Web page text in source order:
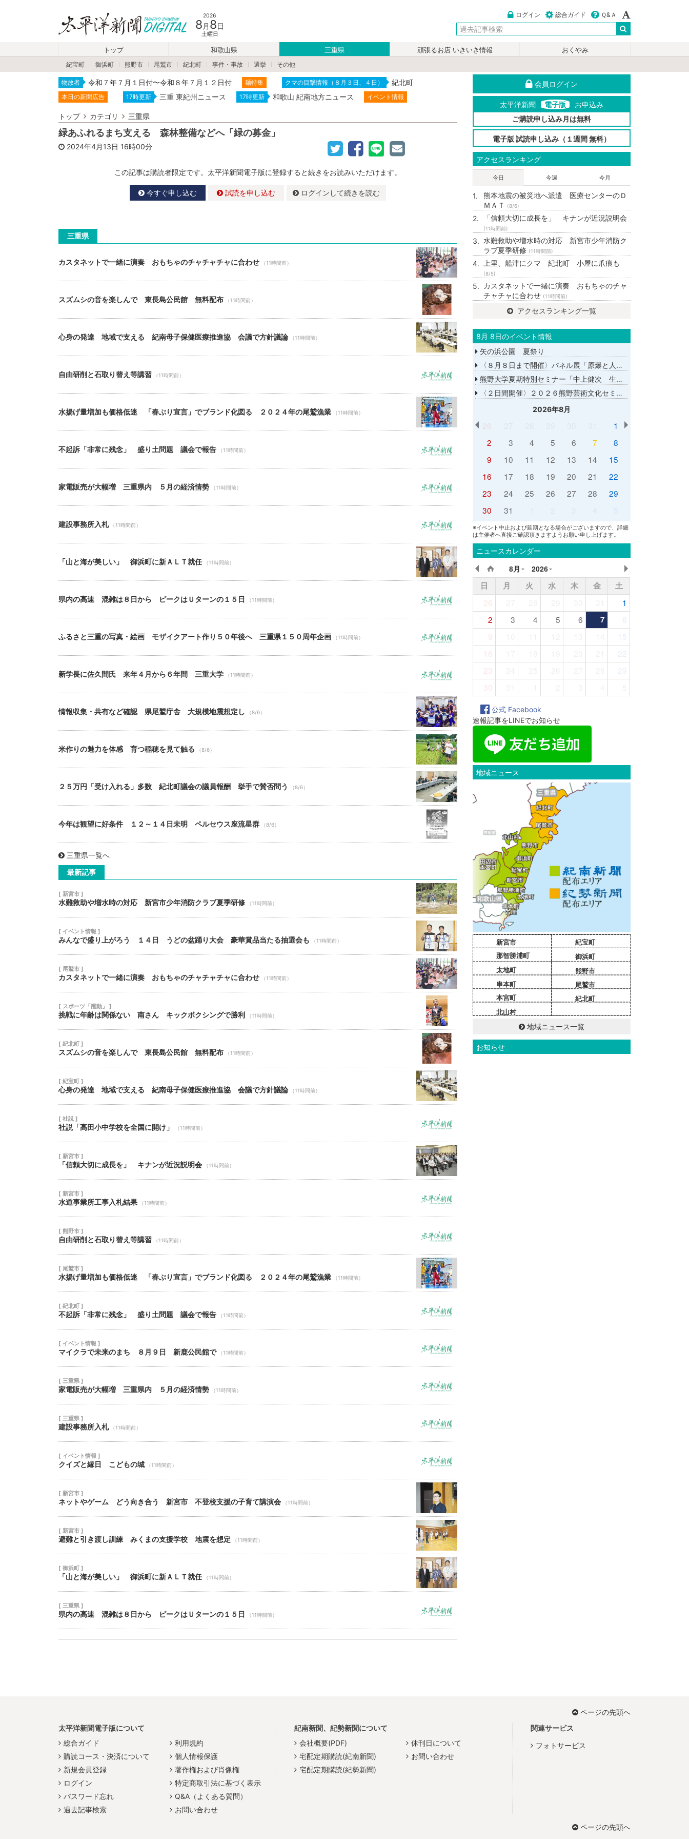
2026
8 月 8日
土曜日
ログイン 総合ガイド Ｑ&Ａ
トップ 和歌山県 三重県 頑張るお店 いきいき情報
おくやみ
紀宝町
御浜町 熊野市 尾鷲市 紀北町 事件・事故 選挙 その他
物故者 令和７年７月１日付〜令和８年７月１２日付 麺特集 クマの目撃情報（８月３日、４日） 紀北町
本日の新聞広告 17時更新 三重 東紀州ニュース 17時更新 和歌山 紀南地方ニュース イベント情報
トップ カテゴリ 三重県
緑あふれるまち支える 森林整備などへ「緑の募金」
2024年4月13日 16時00分
この記事は購読者限定です。太平洋新聞電子版に登録すると続きをお読みいただけます。
今すぐ申し込む 試読を申し込む ログインして続きを読む
三重県
カスタネットで一緒に演奏 おもちゃのチャチャチャに合わせ （11時間前）
スズムシの音を楽しんで 東長島公民館 無料配布 （11時間前）
心身の発達 地域で支える 紀南母子保健医療推進協 会議で方針議論 （11時間前）
自由研削と石取り替え等講習 （11時間前）
水揚げ量増加も価格低迷 「春ぶり宣言」でブランド化図る ２０２４年の尾鷲漁業 （11時間前）
不起訴「非常に残念」 盛り土問題 議会で報告 （11時間前）
家電販売が大幅増 三重県内 ５月の経済情勢 （11時間前）
建設事務所入札 （11時間前）
「山と海が美しい」 御浜町に新ＡＬＴ就任 （11時間前）
県内の高速 混雑は８日から ピークはＵターンの１５日 （11時間前）
ふるさと三重の写真・絵画 モザイクアート作り５０年後へ 三重県１５０周年企画 （11時間前）
新学長に佐久間氏 来年４月から６年間 三重大学 （11時間前）
情報収集・共有など確認 県尾鷲庁舎 大規模地震想定し （8/6）
米作りの魅力を体感 育つ稲穂を見て触る （8/6）
２５万円「受け入れる」多数 紀北町議会の議員報酬 挙手で賛否問う （8/6）
今年は観望に好条件 １２～１４日未明 ペルセウス座流星群 （8/6）
三重県一覧へ
最新記事
[ 新宮市 ]
水難救助や増水時の対応 新宮市少年消防クラブ夏季研修 （11時間前）
[ イベント情報 ]
みんなで盛り上がろう １４日 うどの盆踊り大会 豪華賞品当たる抽選会も （11時間前）
[ 尾鷲市 ]
カスタネットで一緒に演奏 おもちゃのチャチャチャに合わせ （11時間前）
[ スポーツ「躍動」 ]
挑戦に年齢は関係ない 南さん キックボクシングで勝利 （11時間前）
[ 紀北町 ]
スズムシの音を楽しんで 東長島公民館 無料配布 （11時間前）
[ 紀宝町 ]
心身の発達 地域で支える 紀南母子保健医療推進協 会議で方針議論 （11時間前）
[ 社説 ]
社説「高田小中学校を全国に開け」 （11時間前）
[ 新宮市 ]
「信頼大切に成長を」 キナンが近況説明会 （11時間前）
[ 新宮市 ]
水道事業所工事入札結果 （11時間前）
[ 熊野市 ]
自由研削と石取り替え等講習 （11時間前）
[ 尾鷲市 ]
水揚げ量増加も価格低迷 「春ぶり宣言」でブランド化図る ２０２４年の尾鷲漁業 （11時間前）
[ 紀北町 ]
不起訴「非常に残念」 盛り土問題 議会で報告 （11時間前）
[ イベント情報 ]
マイクラで未来のまち ８月９日 新鹿公民館で （11時間前）
[ 三重県 ]
家電販売が大幅増 三重県内 ５月の経済情勢 （11時間前）
[ 三重県 ]
建設事務所入札 （11時間前）
[ イベント情報 ]
クイズと縁日 こどもの城 （11時間前）
[ 新宮市 ]
ネットやゲーム どう向き合う 新宮市 不登校支援の子育て講演会 （11時間前）
[ 新宮市 ]
避難と引き渡し訓練 みくまの支援学校 地震を想定 （11時間前）
[ 御浜町 ]
「山と海が美しい」 御浜町に新ＡＬＴ就任 （11時間前）
[ 三重県 ]
県内の高速 混雑は８日から ピークはＵターンの１５日 （11時間前）
会員ログイン
太平洋新聞 電子版
お申込み
ご購読申し込み月は無料
電子版 試読申し込み（１週間 無料）
アクセスランキング
今日 今週 今月
熊本地震の被災地へ派遣 医療センターのＤ
ＭＡＴ
(8/6)
「信頼大切に成長を」 キナンが近況説明会
(11時間前)
水難救助や増水時の対応 新宮市少年消防ク
ラブ夏季研修 (11時間前)
上里、船津にクマ 紀北町 小屋に爪痕も
(8/5)
カスタネットで一緒に演奏 おもちゃのチャ
チャチャに合わせ (11時間前)
アクセスランキング一覧
8月 8日のイベント情報
矢の浜公園 夏祭り
〈８月８日まで開催〉パネル展「原爆と人間展」
熊野大学夏期特別セミナー「中上健次 生誕８０年－時代へのまなざし－」
〈２日間開催〉２０２６熊野芸術文化セミナー
2026年8月
26
1
2
3 4 5 6 7
8
9
10 11 12 13 14
15
16
17 18 19 20 21
22
23
24 25 26 27 28
29
30
31 5
※イベント中止および延期となる場合がございますので、詳細
は主催者へ直接ご確認頂きますようお願い申し上げます。
ニュースカレンダー
8月 2026
日 月 火 水 木 金
土
26
1
2
3 4 5 6 7
8
9
15
16
22
23
29
30
5
公式 Facebook
速報記事をLINEでお知らせ
地域ニュース
新宮市
那智勝浦町
太地町
串本町
本宮町
北山村
紀宝町
御浜町
熊野市
尾鷲市
紀北町
地域ニュース一覧
お知らせ
ページの先頭へ
太平洋新聞電子版について
総合ガイド
購読コース・決済について
新規会員登録
ログイン
パスワード忘れ
過去記事検索
利用規約
個人情報保護
著作権および肖像権
特定商取引法に基づく表示
Q&A（よくある質問）
お問い合わせ
紀南新聞、紀勢新聞について
会社概要(PDF)
宅配定期購読(紀南新聞)
宅配定期購読(紀勢新聞)
休刊日について
お問い合わせ
関連サービス
フォトサービス
ページの先頭へ